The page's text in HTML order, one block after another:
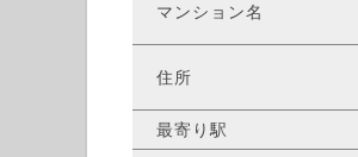
マンション名
住所
最寄り駅